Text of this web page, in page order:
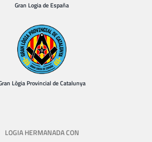
Gran Logia de España
Lògia Provincial de Catalunya
LOGIA HERMANADA CON